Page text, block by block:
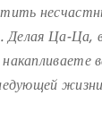
Делая Ца-Ца,